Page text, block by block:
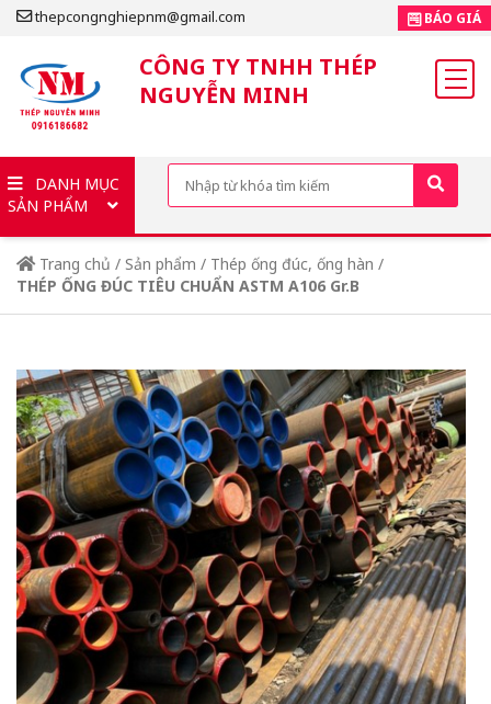
thepcongnghiepnm@gmail.com BÁO GIÁ
CÔNG TY TNHH THÉP
NGUYỄN MINH
DANH MỤC
SẢN PHẨM
Trang chủ / Sản phẩm / Thép ống đúc, ống hàn /
THÉP ỐNG ĐÚC TIÊU CHUẨN ASTM A106 Gr.B